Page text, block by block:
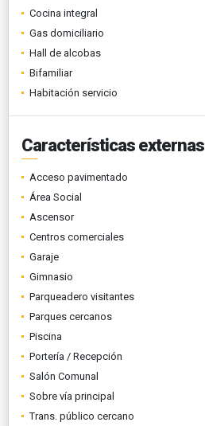
Cocina integral
Gas domiciliario
Hall de alcobas
Bifamiliar
Habitación servicio
Características externas
Acceso pavimentado
Área Social
Ascensor
Centros comerciales
Garaje
Gimnasio
Parqueadero visitantes
Parques cercanos
Piscina
Portería / Recepción
Salón Comunal
Sobre vía principal
Trans. público cercano